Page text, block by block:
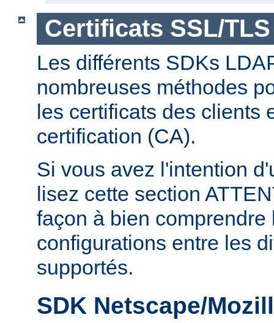
Certificats SSL/TLS
Les différents SDKs
nombreuses méthodes
les certificats des clients
certification (CA).
Si vous avez l'intention
lisez cette section
façon à bien comprendre
configurations entre les
supportés.
SDK Netscape/